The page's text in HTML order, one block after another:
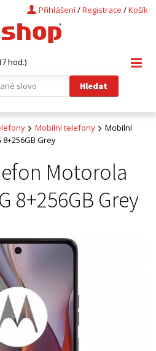
Košík
/
Registrace
/
Přihlášení
hod.)
Mobilní telefony
Mobilní
Grey
Motorola
8+256GB Grey